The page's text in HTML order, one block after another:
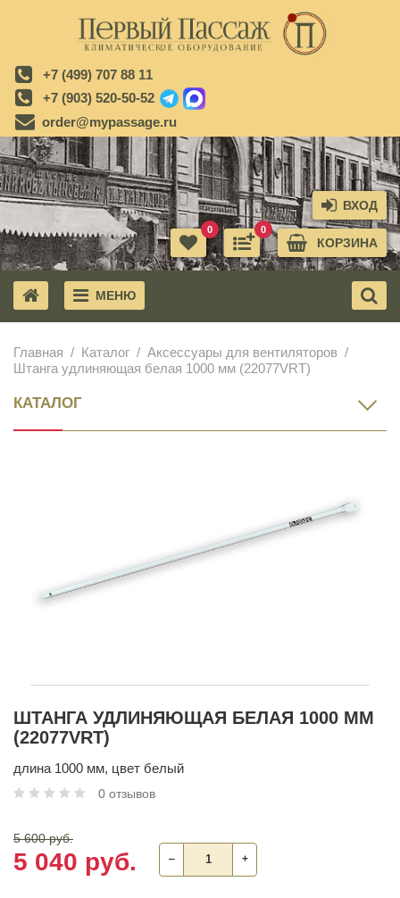
+7 (499) 707 88 11
+7 (903) 520-50-52
order@mypassage.ru
ВХОД
КОРЗИНА
0
0
МЕНЮ
Главная Каталог
Аксессуары для вентиляторов
Штанга удлиняющая белая 1000 мм (22077VRT)
КАТАЛОГ
ШТАНГА УДЛИНЯЮЩАЯ БЕЛАЯ 1000 ММ
(22077VRT)
длина 1000 мм, цвет белый
0 отзывов
5 600 руб.
5 040 руб. ‒ +